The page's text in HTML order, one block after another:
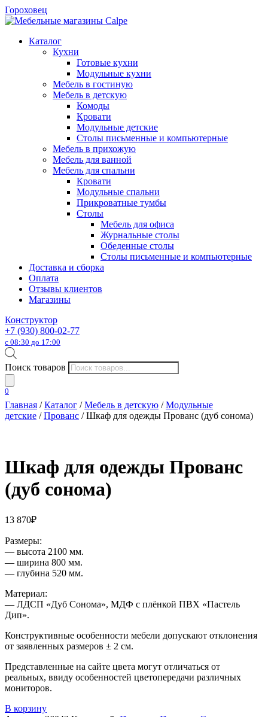
Гороховец
Каталог
Кухни
Готовые кухни
Модульные кухни
Мебель в гостиную
Мебель в детскую
Комоды
Кровати
Модульные детские
Столы письменные и компьютерные
Мебель в прихожую
Мебель для ванной
Мебель для спальни
Кровати
Модульные спальни
Прикроватные тумбы
Столы
Мебель для офиса
Журнальные столы
Обеденные столы
Столы письменные и компьютерные
Доставка и сборка
Оплата
Отзывы клиентов
Магазины
Конструктор
+7 (930) 800-02-77
с 08:30 до 17:00
Поиск товаров
0
Главная /Каталог /Мебель в детскую /Модульные
детские /Прованс / Шкаф для одежды Прованс (дуб сонома)
Шкаф для одежды Прованс
(дуб сонома)
13 870₽
Размеры:
— высота 2100 мм.
— ширина 800 мм.
— глубина 520 мм.
Материал:
— ЛДСП «Дуб Сонома», МДФ с плёнкой ПВХ «Пастель
Дип».
Конструктивные особенности мебели допускают отклонения
от заявленных размеров ± 2 см.
Представленные на сайте цвета могут отличаться от
реальных, ввиду особенностей цветопередачи различных
мониторов.
В корзину